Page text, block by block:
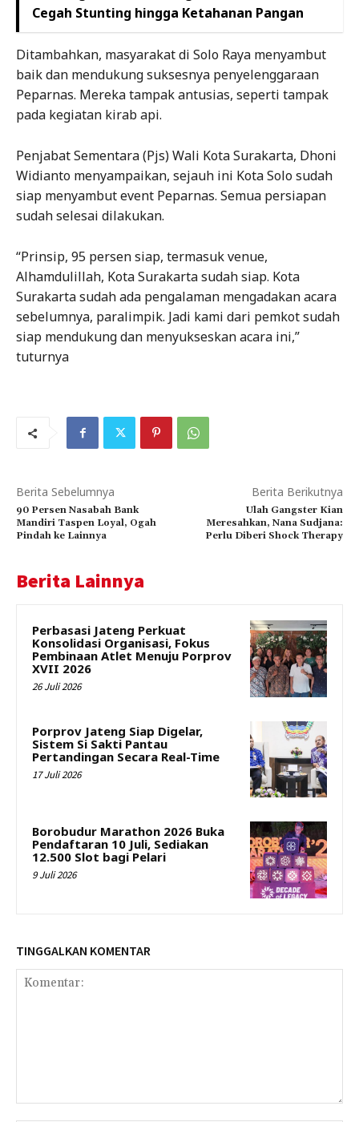
Cegah Stunting hingga Ketahanan Pangan
Ditambahkan, masyarakat di Solo Raya menyambut
baik dan mendukung suksesnya penyelenggaraan
Peparnas. Mereka tampak antusias, seperti tampak
pada kegiatan kirab api.
Penjabat Sementara (Pjs) Wali Kota Surakarta, Dhoni
Widianto menyampaikan, sejauh ini Kota Solo sudah
siap menyambut event Peparnas. Semua persiapan
sudah selesai dilakukan.
“Prinsip, 95 persen siap, termasuk venue,
Alhamdulillah, Kota Surakarta sudah siap. Kota
Surakarta sudah ada pengalaman mengadakan acara
sebelumnya, paralimpik. Jadi kami dari pemkot sudah
siap mendukung dan menyukseskan acara ini,”
tuturnya
Berita Sebelumnya
90 Persen Nasabah Bank
Mandiri Taspen Loyal, Ogah
Pindah ke Lainnya
Berita Berikutnya
Ulah Gangster Kian
Meresahkan, Nana Sudjana:
Perlu Diberi Shock Therapy
Berita Lainnya
Perbasasi Jateng Perkuat
Konsolidasi Organisasi, Fokus
Pembinaan Atlet Menuju Porprov
XVII 2026
26 Juli 2026
Porprov Jateng Siap Digelar,
Sistem Si Sakti Pantau
Pertandingan Secara Real-Time
17 Juli 2026
Borobudur Marathon 2026 Buka
Pendaftaran 10 Juli, Sediakan
12.500 Slot bagi Pelari
9 Juli 2026
TINGGALKAN KOMENTAR